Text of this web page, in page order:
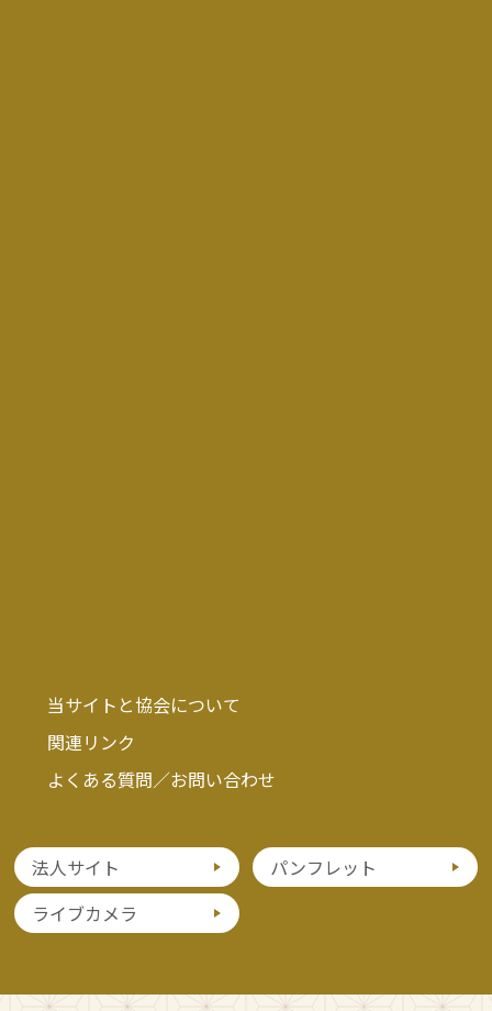
当サイトと協会について
関連リンク
よくある質問／お問い合わせ
法人サイト
パンフレット
ライブカメラ